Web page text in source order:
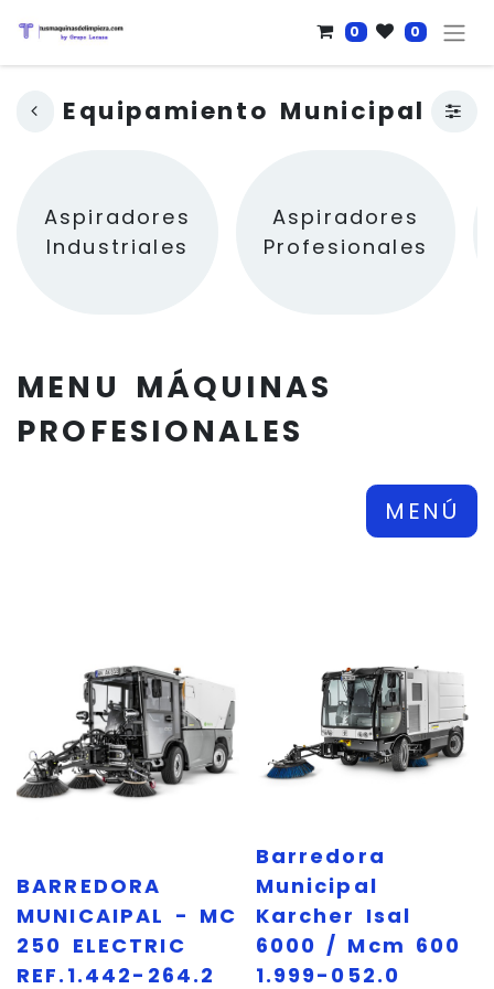
0 0
Equipamiento Municipal
Aspiradores
Industriales
Aspiradores
Profesionales
MENU MÁQUINAS
PROFESIONALES
MENÚ
BARREDORA
MUNICAIPAL - MC
250 ELECTRIC
REF.1.442-264.2
Barredora
Municipal
Karcher Isal
6000 / Mcm 600
1.999-052.0